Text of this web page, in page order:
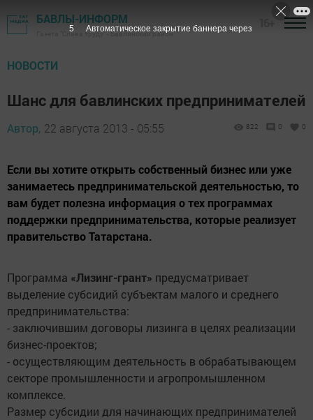
БАВЛЫ-ИНФОРМ
Газета "Слава труду" - Бавлинский район
НОВОСТИ
Шанс для бавлинских предпринимателей
Автор, 22 августа 2013 - 05:55 822 0 0
Если вы хотите открыть собственный бизнес или уже
занимаетесь предпринимательской деятельностью, то
вам будет полезна информация о тех программах
поддержки предпринимательства, которые реализует
правительство Татарстана.
Программа «Лизинг-грант» предусматривает
выделение субсидий субъектам малого и среднего
предпринимательства:
- заключившим договоры лизинга в целях реализации
бизнес-проектов;
- осуществляющим деятельность в обрабатывающем
секторе промышленности и агропромышленном
комплексе.
Размер субсидии для начинающих предпринимателей
4 Автоматическое закрытие баннера через